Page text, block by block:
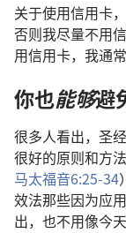
关于使用信用卡
否则我尽量不用
用信用卡，我通
你也能够避
很多人看出，圣
很好的原则和方
马太福音6:25-34
效法那些因为应
出，也不用像今